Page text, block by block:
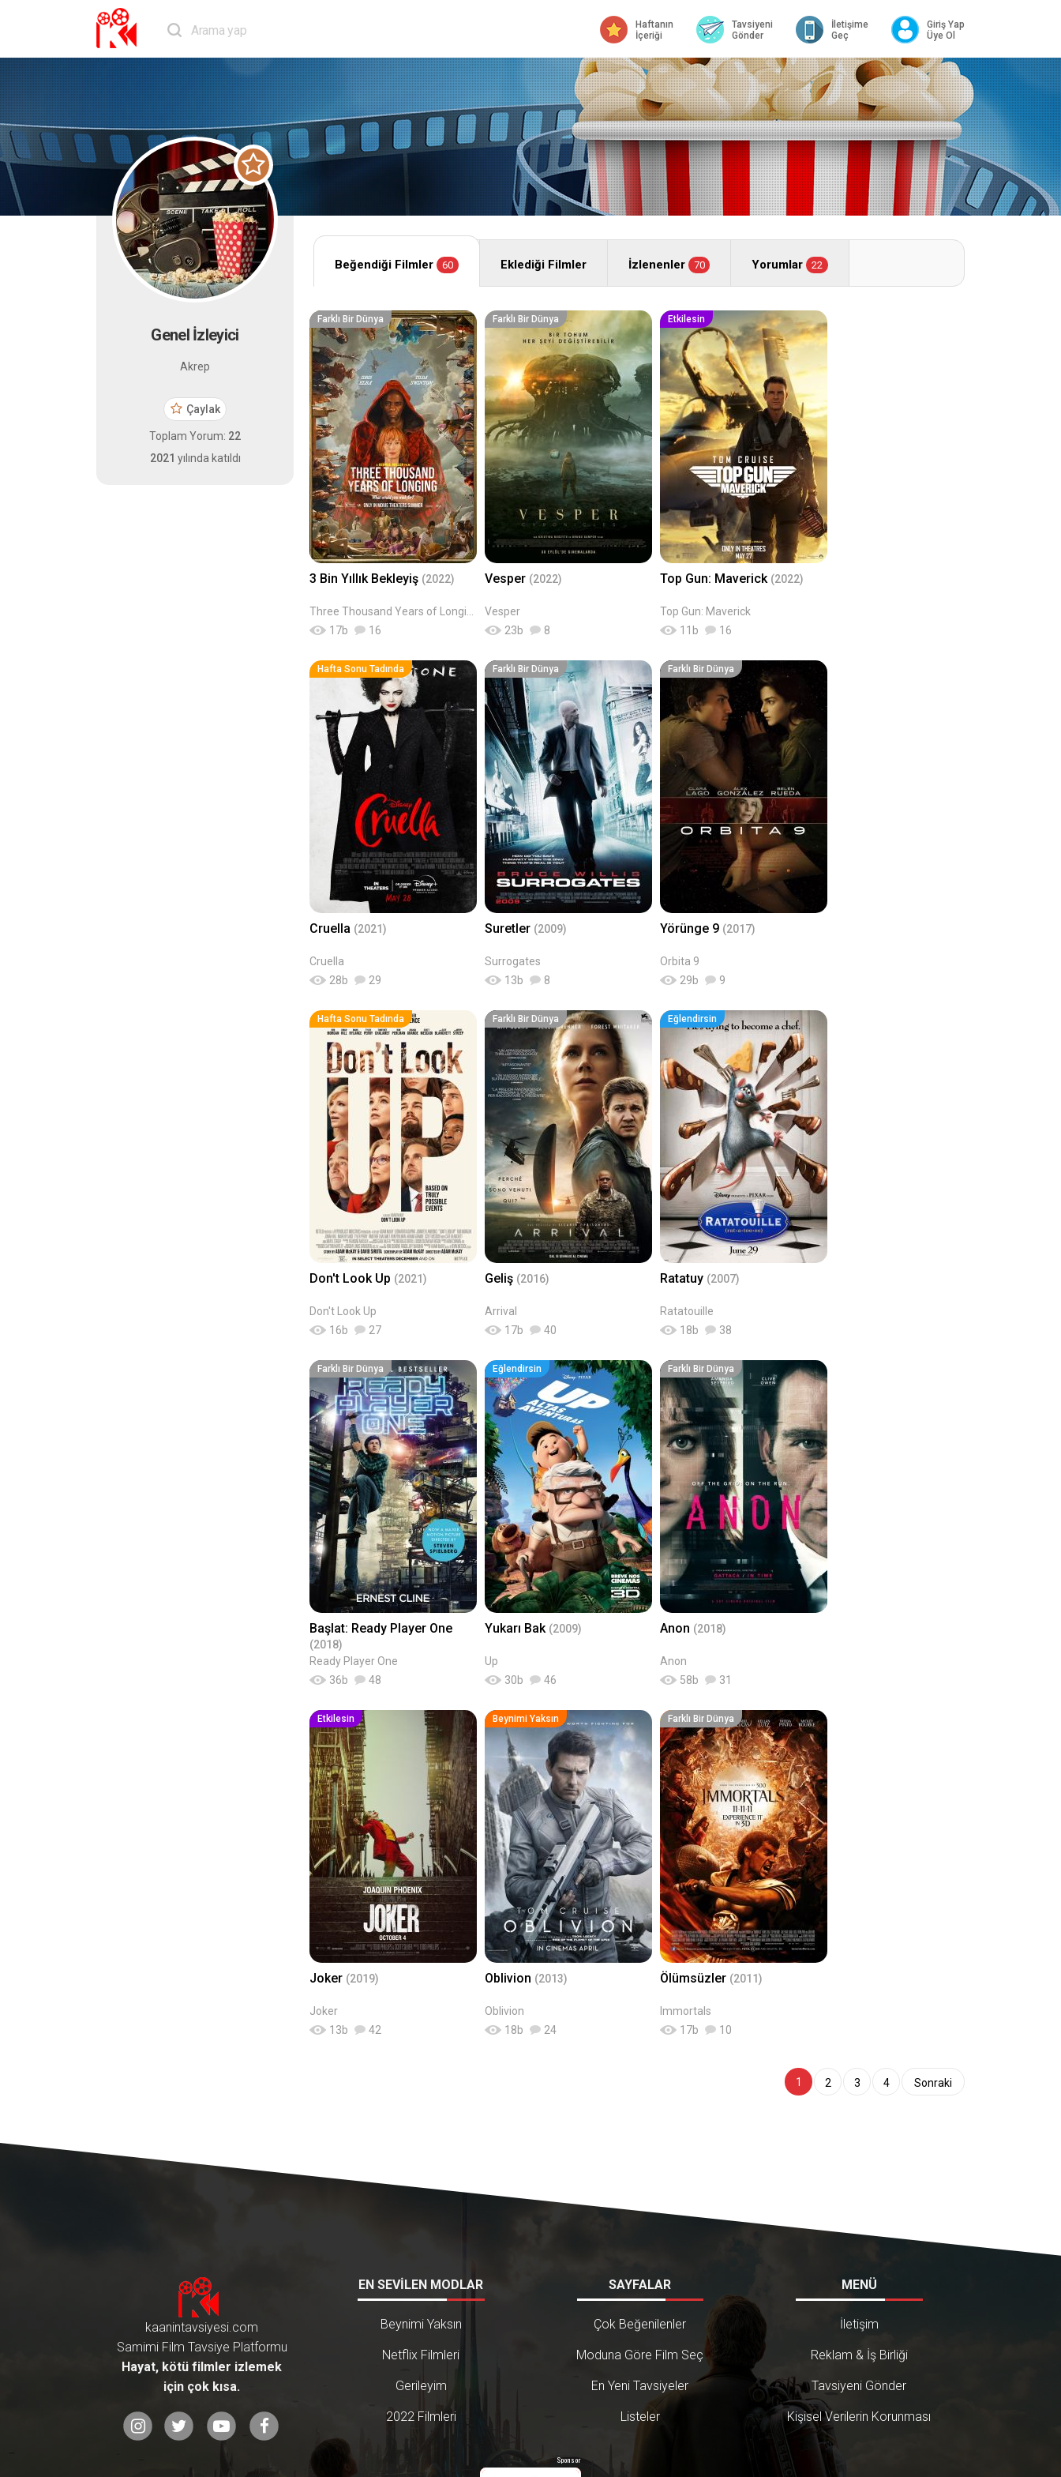
Haftanın
İçeriği
Tavsiyeni
Gönder
İletişime
Geç
Giriş Yap
Üye Ol
Genel İzleyici
Akrep
Çaylak
Toplam Yorum: 22
2021 yılında katıldı
Beğendiği Filmler 60 Eklediği Filmler İzlenenler 70 Yorumlar 22
Farklı Bir Dünya
3 Bin Yıllık Bekleyiş (2022)
17b 16
Farklı Bir Dünya
Vesper (2022)
Vesper
23b 8
Etkilesin
Top Gun: Maverick (2022)
Top Gun: Maverick
11 b 16
Hafta Sonu Tadında
Cruella (2021)
Cruella
28b 29
Farklı Bir Dünya
Suretler (2009)
Surrogates
13b 8
Farklı Bir Dünya
Yörünge 9 (2017)
Orbita 9
29b 9
Hafta Sonu Tadında
Don't Look Up (2021)
Don't Look Up
16b 27
Farklı Bir Dünya
Geliş (2016)
Arrival
17b 40
Eğlendirsin
Ratatuy (2007)
Ratatouille
18b 38
Farklı Bir Dünya
Başlat: Ready Player One
(2018)
Ready Player One
36b 48
Eğlendirsin
Yukarı Bak (2009)
Up
30b 46
Farklı Bir Dünya
Anon (2018)
Anon
58b 31
Etkilesin
Joker (2019)
Joker
13b 42
Beynimi Yaksın
Oblivion (2013)
Oblivion
18b 24
Farklı Bir Dünya
Ölümsüzler (2011)
Immortals
17b 10
1 2 3 4 Sonraki
kaanintavsiyesi.com
Samimi Film Tavsiye Platformu
Hayat, kötü filmler izlemek
için çok kısa.
EN SEVİLEN MODLAR
Beynimi Yaksın
Netflix Filmleri
Gerileyim
2022 Filmleri
SAYFALAR
Çok Beğenilenler
Moduna Göre Film Seç
En Yeni Tavsiyeler
Listeler
MENÜ
İletişim
Reklam & İş Birliği
Tavsiyeni Gönder
Kişisel Verilerin Korunması
Sponsor